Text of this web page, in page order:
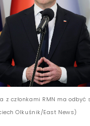
z członkami RMN ma odbyć
Olkuśnik/East News)